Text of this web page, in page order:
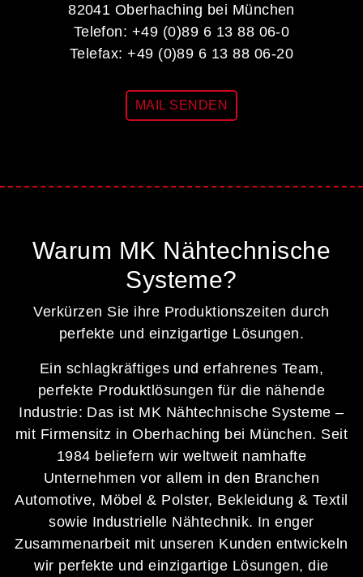
82041 Oberhaching bei München
Telefon: +49 (0)89 6 13 88 06-0
Telefax: +49 (0)89 6 13 88 06-20
MAIL SENDEN
Warum MK Nähtechnische
Systeme?
Verkürzen Sie ihre Produktionszeiten durch
perfekte und einzigartige Lösungen.
Ein schlagkräftiges und erfahrenes Team,
perfekte Produktlösungen für die nähende
Industrie: Das ist MK Nähtechnische Systeme –
mit Firmensitz in Oberhaching bei München. Seit
1984 beliefern wir weltweit namhafte
Unternehmen vor allem in den Branchen
Automotive, Möbel & Polster, Bekleidung & Textil
sowie Industrielle Nähtechnik. In enger
Zusammenarbeit mit unseren Kunden entwickeln
wir perfekte und einzigartige Lösungen, die